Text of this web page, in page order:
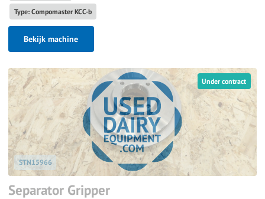
Type: Compomaster KCC-b
Bekijk machine
Under contract
STN15966
Separator Gripper